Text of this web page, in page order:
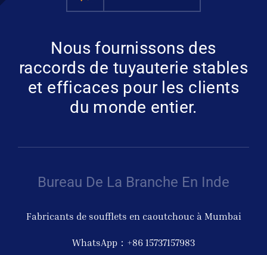
Nous fournissons des
raccords de tuyauterie stables
et efficaces pour les clients
du monde entier.
Bureau De La Branche En Inde
Fabricants de soufflets en caoutchouc à Mumbai
WhatsApp：+86 15737157983